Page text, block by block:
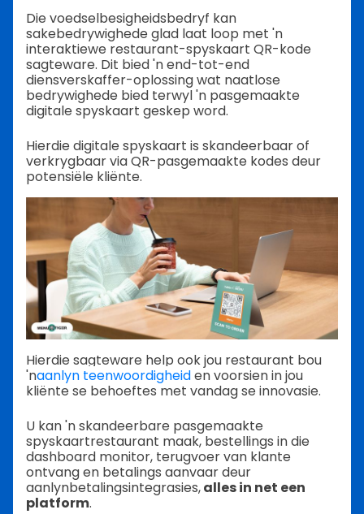
Die voedselbesigheidsbedryf kan
sakebedrywighede glad laat loop met 'n
interaktiewe restaurant-spyskaart QR-kode
sagteware. Dit bied 'n end-tot-end
diensverskaffer-oplossing wat naatlose
bedrywighede bied terwyl 'n pasgemaakte
digitale spyskaart geskep word.
Hierdie digitale spyskaart is skandeerbaar of
verkrygbaar via QR-pasgemaakte kodes deur
potensiële kliënte.
Hierdie sagteware help ook jou restaurant bou
'naanlyn teenwoordigheiden voorsien in jou
kliënte se behoeftes met vandag se innovasie.
U kan 'n skandeerbare pasgemaakte
spyskaartrestaurant maak, bestellings in die
dashboard monitor, terugvoer van klante
ontvang en betalings aanvaar deur
aanlynbetalingsintegrasies,alles in net een
platform.